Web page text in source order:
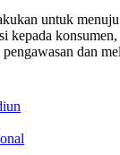
untuk
kepada
dan